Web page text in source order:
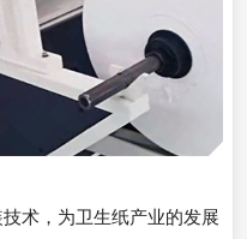
术，为卫生纸产业的发展